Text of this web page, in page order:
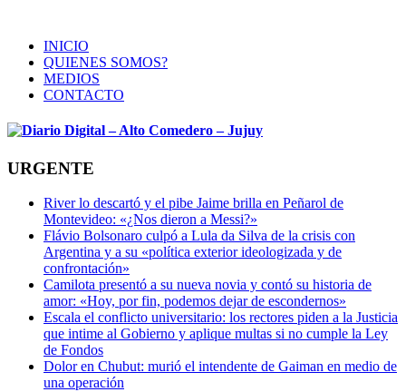
INICIO
QUIENES SOMOS?
MEDIOS
CONTACTO
URGENTE
River lo descartó y el pibe Jaime brilla en Peñarol de
Montevideo: «¿Nos dieron a Messi?»
Flávio Bolsonaro culpó a Lula da Silva de la crisis con
Argentina y a su «política exterior ideologizada y de
confrontación»
Camilota presentó a su nueva novia y contó su historia de
amor: «Hoy, por fin, podemos dejar de escondernos»
Escala el conflicto universitario: los rectores piden a la Justicia
que intime al Gobierno y aplique multas si no cumple la Ley
de Fondos
Dolor en Chubut: murió el intendente de Gaiman en medio de
una operación